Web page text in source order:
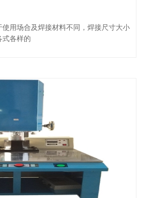
用场合及焊接材料不同，焊接尺寸大小
式各样的